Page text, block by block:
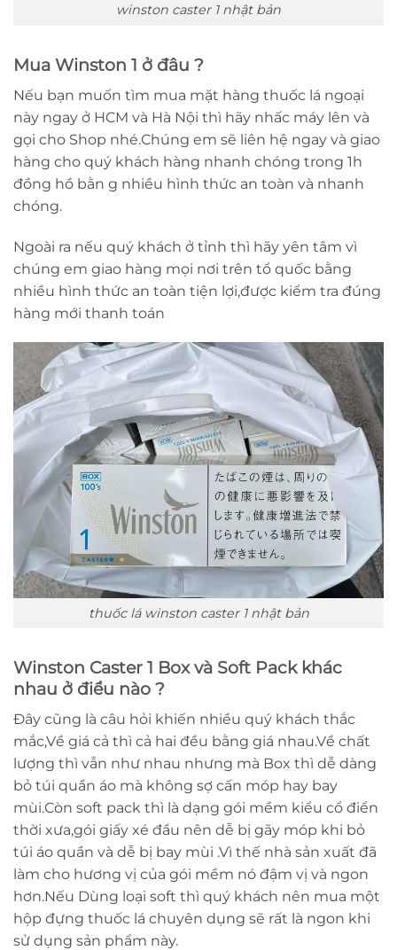
winston caster 1 nhật bản
Mua Winston 1 ở đâu ?
Nếu bạn muốn tìm mua mặt hàng thuốc lá ngoại
này ngay ở HCM và Hà Nội thì hãy nhấc máy lên và
gọi cho Shop nhé.Chúng em sẽ liên hệ ngay và giao
hàng cho quý khách hàng nhanh chóng trong 1h
đồng hồ bằn g nhiều hình thức an toàn và nhanh
chóng.
Ngoài ra nếu quý khách ở tỉnh thì hãy yên tâm vì
chúng em giao hàng mọi nơi trên tổ quốc bằng
nhiều hình thức an toàn tiện lợi,được kiểm tra đúng
hàng mới thanh toán
thuốc lá winston caster 1 nhật bản
Winston Caster 1 Box và Soft Pack khác
nhau ở điểu nào ?
Đây cũng là câu hỏi khiến nhiều quý khách thắc
mắc,Về giá cả thì cả hai đều bằng giá nhau.Về chất
lượng thì vẫn như nhau nhưng mà Box thì dễ dàng
bỏ túi quần áo mà không sợ cấn móp hay bay
mùi.Còn soft pack thì là dạng gói mềm kiểu cổ điển
thời xưa,gói giấy xé đầu nên dễ bị gãy móp khi bỏ
túi áo quần và dễ bị bay mùi .Vì thế nhà sản xuất đã
làm cho hương vị của gói mềm nó đậm vị và ngon
hơn.Nếu Dùng loại soft thì quý khách nên mua một
hộp đựng thuốc lá chuyên dụng sẽ rất là ngon khi
sử dụng sản phẩm này.